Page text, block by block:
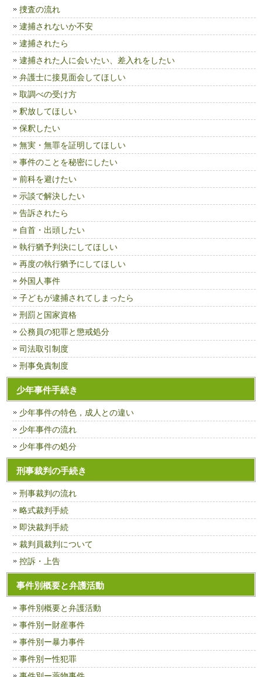
捜査の流れ
逮捕されないか不安
逮捕されたら
逮捕された人に会いたい、差入れをしたい
弁護士に接見面会してほしい
取調べの受け方
釈放してほしい
保釈したい
無実・無罪を証明してほしい
事件のことを秘密にしたい
前科を避けたい
示談で解決したい
告訴されたら
自首・出頭したい
執行猶予判決にしてほしい
再度の執行猶予にしてほしい
外国人事件
子どもが逮捕されてしまったら
刑罰と国家資格
公務員の犯罪と懲戒処分
司法取引制度
刑事免責制度
少年事件手続き
少年事件の特色，成人との違い
少年事件の流れ
少年事件の処分
刑事裁判の手続き
刑事裁判の流れ
略式裁判手続
即決裁判手続
裁判員裁判について
控訴・上告
事件別概要と弁護活動
事件別概要と弁護活動
事件別ー財産事件
事件別ー暴力事件
事件別ー性犯罪